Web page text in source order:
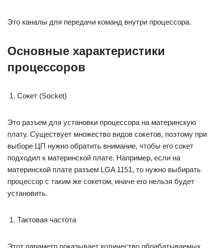
Это каналы для передачи команд внутри процессора.
Основные характеристики
процессоров
Сокет (Socket)
Это разъем для установки процессора на материнскую
плату. Существует множество видов сокетов, поэтому при
выборе ЦП нужно обратить внимание, чтобы его сокет
подходил к материнской плате. Например, если на
материнской плате разъем LGA 1151, то нужно выбирать
процессор с таким же сокетом, иначе его нельзя будет
установить.
Тактовая частота
Этот параметр показывает количество обрабатываемых